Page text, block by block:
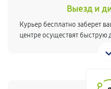
Выезд и
Курьер бесплатно заберет
центре осуществят быструю